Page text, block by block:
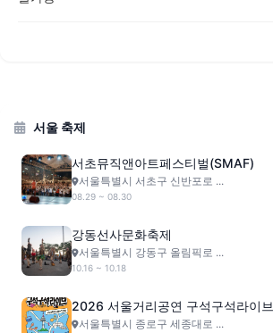
서울 축제
서초뮤직앤아트페스티벌(SMAF)
서울특별시 서초구 신반포로 ...
08.29 ~ 08.30
강동선사문화축제
서울특별시 강동구 올림픽로 ...
10.16 ~ 10.18
2026 서울거리공연 구석구석라이브
서울특별시 종로구 세종대로 ...